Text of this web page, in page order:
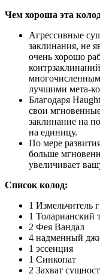
Чем хороша эта
Агрессивные
заклинания, не
очень хорошо
лучшими мета-
Благодаря
свои
заклинание на
на единицу.
По мере
больше
увеличивает
Список колод:
1 Измельчитель
1 Толарианский
2 Фея Вандал
4 надменный
1 эссенция
1 Синкопат
2 Захват